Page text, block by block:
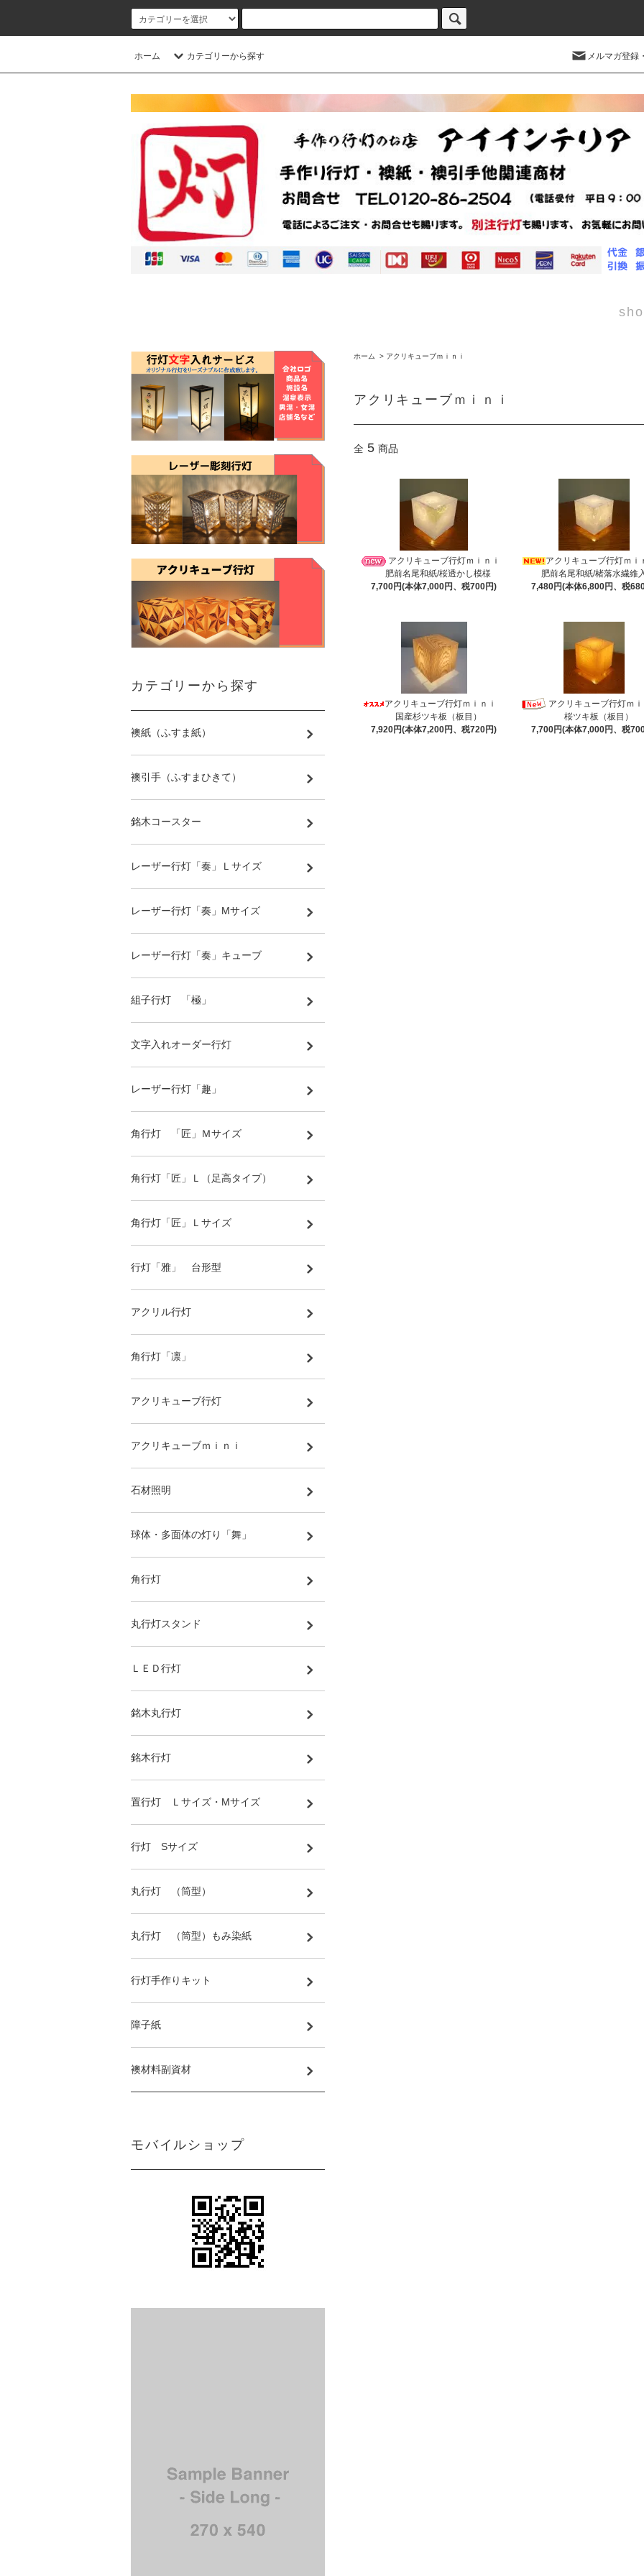
ホーム カテゴリーから探す メルマガ登録
ホーム > アクリキューブｍｉｎｉ
アクリキューブｍｉｎｉ
全 5 商品
アクリキューブ行灯ｍｉｎｉ
肥前名尾和紙/桜透かし模様
7,700円(本体7,000円、税700円)
アクリキューブ行灯ｍ
肥前名尾和紙/楮落水繊維
7,480円(本体6,800円、税
アクリキューブ行灯ｍｉｎｉ
国産杉ツキ板（板目）
7,920円(本体7,200円、税720円)
アクリキューブ行灯ｍ
桜ツキ板（板目）
7,700円(本体7,000円、税
カテゴリーから探す
襖紙（ふすま紙）
襖引手（ふすまひきて）
銘木コースター
レーザー行灯「奏」Ｌサイズ
レーザー行灯「奏」Mサイズ
レーザー行灯「奏」キューブ
組子行灯 「極」
文字入れオーダー行灯
レーザー行灯「趣」
角行灯 「匠」Ｍサイズ
角行灯「匠」Ｌ（足高タイプ）
角行灯「匠」Ｌサイズ
行灯「雅」 台形型
アクリル行灯
角行灯「凛」
アクリキューブ行灯
アクリキューブｍｉｎｉ
石材照明
球体・多面体の灯り「舞」
角行灯
丸行灯スタンド
ＬＥＤ行灯
銘木丸行灯
銘木行灯
置行灯 Ｌサイズ・Mサイズ
行灯 Sサイズ
丸行灯 （筒型）
丸行灯 （筒型）もみ染紙
行灯手作りキット
障子紙
襖材料副資材
モバイルショップ